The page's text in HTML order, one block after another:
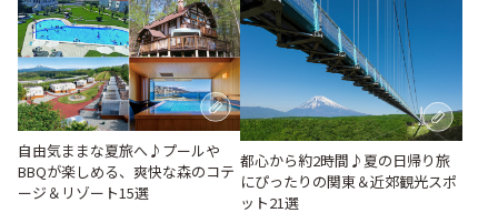
自由気ままな夏旅へ♪プールや
BBQが楽しめる、爽快な森のコテ
ージ＆リゾート15選
都心から約2時間♪夏の日帰り旅
にぴったりの関東＆近郊観光スポ
ット21選